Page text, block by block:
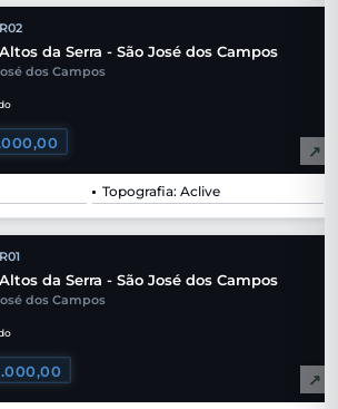
da Serra - São José dos Campos
dos Campos
↗
Topografia: Aclive
da Serra - São José dos Campos
dos Campos
↗